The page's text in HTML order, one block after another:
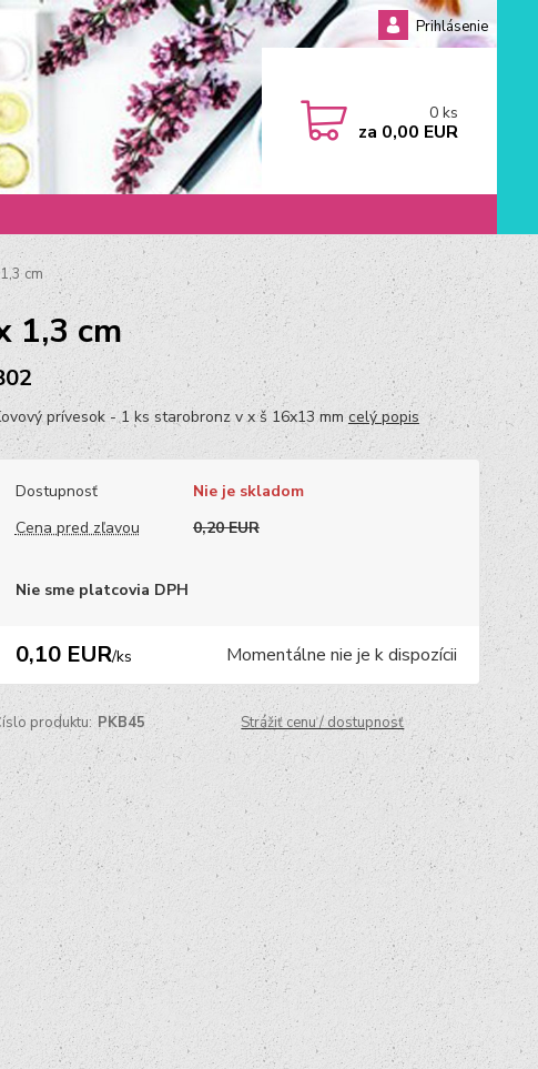
Prihlásenie
0ks
za 0,00 EUR
cm
1,3 cm
prívesok - 1 ks starobronz v x š 16x13 mm celý popis
Dostupnosť
Nie je skladom
Cena pred zľavou
0,20 EUR
Nie sme platcovia DPH
0,10 EUR/ks Momentálne nie je k dispozícii
produktu: PKB45 Strážiť cenu / dostupnosť